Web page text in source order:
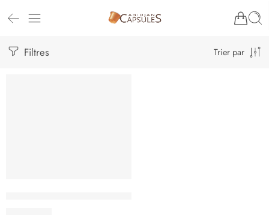
Filtres Trier par